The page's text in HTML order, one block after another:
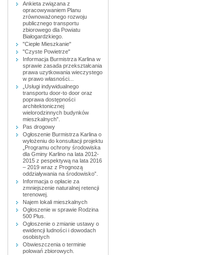
Ankieta związana z
opracowywaniem Planu
zrównoważonego rozwoju
publicznego transportu
zbiorowego dla Powiatu
Białogardzkiego.
"Ciepłe Mieszkanie"
"Czyste Powietrze"
Informacja Burmistrza Karlina w
sprawie zasada przekształcania
prawa uzytkowania wieczystego
w prawo własności...
„Usługi indywidualnego
transportu door-to door oraz
poprawa dostępności
architektonicznej
wielorodzinnych budynków
mieszkalnych”.
Pas drogowy
Ogłoszenie Burmistrza Karlina o
wyłożeniu do konsultacji projektu
„Programu ochrony środowiska
dla Gminy Karlino na lata 2012-
2015 z pespektywą na lata 2016
– 2019 wraz z Prognozą
oddziaływania na środowisko”.
Informacja o opłacie za
zmniejszenie naturalnej retencji
terenowej.
Najem lokali mieszkalnych
Ogłoszenie w sprawie Rodzina
500 Plus.
Ogłoszenie o zmianie ustawy o
ewidencji ludności i dowodach
osobistych
Obwieszczenia o terminie
polowań zbiorowych.